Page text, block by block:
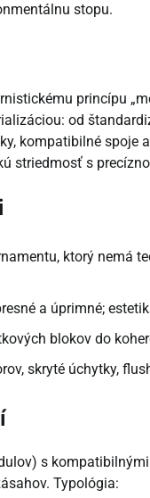
stopu.
princípu
od
kompatibilné spoje
striedmosť s
ktorý nemá
a úprimné;
blokov do
skryté úchytky,
s
Typológia: